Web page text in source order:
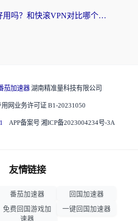
穿梭VPN好用吗？和快滚VPN对比哪个回国效果更好？海外党选回国加速器必看指南
茄加速器 湖南精准量科技有限公司
网业务许可证 B1-20231050
APP备案号 湘ICP备2023004234号-3A
友情链接
番茄加速器
回国加速器
免费回国游戏加
速器
一键回国加速器